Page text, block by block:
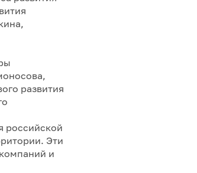
развития
российской
Эти
и